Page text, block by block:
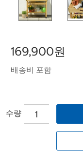
169,900원
배송비 포함
수량